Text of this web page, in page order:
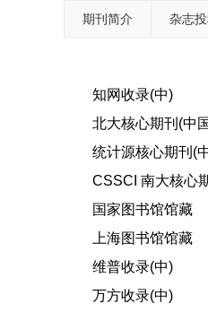
期刊简介 杂志
知网收录(中)
北大核心期刊(中
统计源核心期刊(
CSSCI 南大核心
国家图书馆馆藏
上海图书馆馆藏
维普收录(中)
万方收录(中)